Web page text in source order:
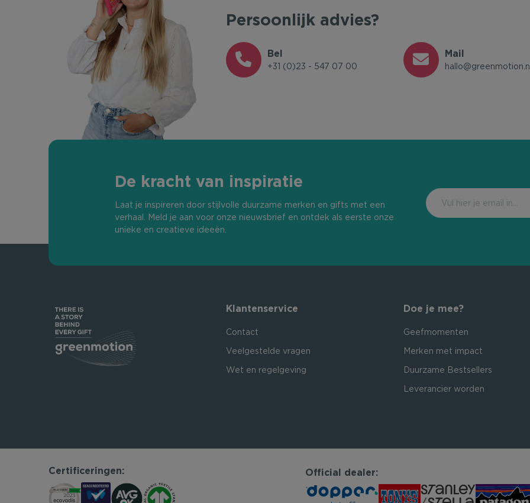
Persoonlijk advies?
Bel
+31 (0)23 - 547 07 00
Mail
hallo@greenmotion.nl
De kracht van inspiratie
Laat je inspireren door stijlvolle duurzame merken en gifts met een
verhaal. Meld je aan voor onze nieuwsbrief en ontdek als eerste onze
unieke en creatieve ideeën.
Klantenservice
Contact
Veelgestelde vragen
Wet en regelgeving
Doe je mee?
Geefmomenten
Merken met impact
Duurzame Bestsellers
Leverancier worden
Certificeringen: Official dealer: